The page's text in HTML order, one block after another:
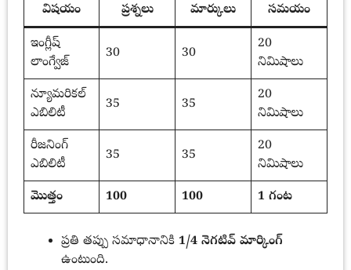
విషయం ప్రశ్నలు మార్కులు
సమయం
ఇంగ్లీష్
లాంగ్వేజ్
30 30
20
నిమిషాలు
న్యూమరికల్
ఎబిలిటీ
35 35
20
నిమిషాలు
రీజనింగ్
ఎబిలిటీ
35 35
20
నిమిషాలు
మొత్తం
100 100 1 గంట
ప్రతి తప్పు సమాధానానికి 1/4 నెగటివ్ మార్కింగ్
ఉంటుంది.